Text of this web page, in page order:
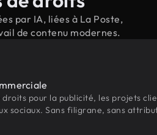
par IA, liées à La Poste,
de contenu modernes.
pour la publicité, les projets
sociaux. Sans filigrane, sans